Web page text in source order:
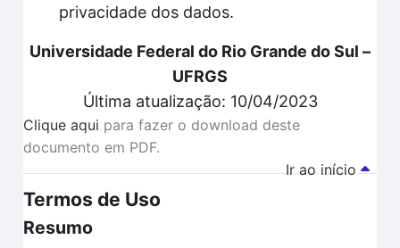
privacidade dos dados.
Universidade Federal do Rio Grande do Sul –
UFRGS
Última atualização: 10/04/2023
Clique aqui para fazer o download deste
documento em PDF.
Ir ao início
Termos de Uso
Resumo